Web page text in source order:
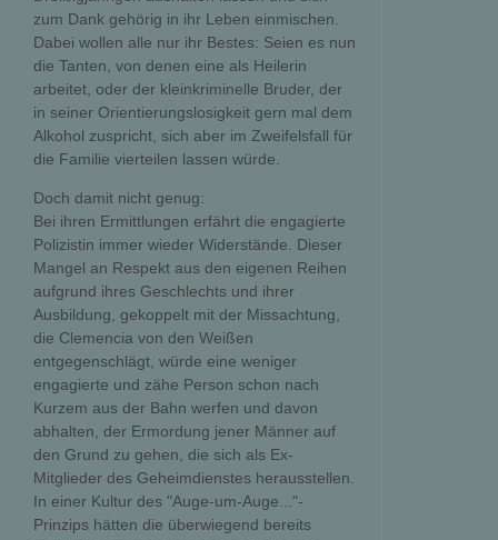
zum Dank gehörig in ihr Leben einmischen.
Dabei wollen alle nur ihr Bestes: Seien es nun
die Tanten, von denen eine als Heilerin
arbeitet, oder der kleinkriminelle Bruder, der
in seiner Orientierungslosigkeit gern mal dem
Alkohol zuspricht, sich aber im Zweifelsfall für
die Familie vierteilen lassen würde.
Doch damit nicht genug:
Bei ihren Ermittlungen erfährt die engagierte
Polizistin immer wieder Widerstände. Dieser
Mangel an Respekt aus den eigenen Reihen
aufgrund ihres Geschlechts und ihrer
Ausbildung, gekoppelt mit der Missachtung,
die Clemencia von den Weißen
entgegenschlägt, würde eine weniger
engagierte und zähe Person schon nach
Kurzem aus der Bahn werfen und davon
abhalten, der Ermordung jener Männer auf
den Grund zu gehen, die sich als Ex-
Mitglieder des Geheimdienstes herausstellen.
In einer Kultur des "Auge-um-Auge..."-
Prinzips hätten die überwiegend bereits